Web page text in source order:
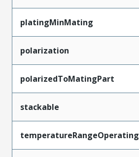
platingMinMating
polarization
polarizedToMatingPart
stackable
temperatureRangeOperating